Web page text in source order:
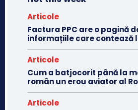
Articole
Factura PPC are o pagină
informațiile care contează
Articole
Cum a batjocorit până la
român un erou aviator al
Articole